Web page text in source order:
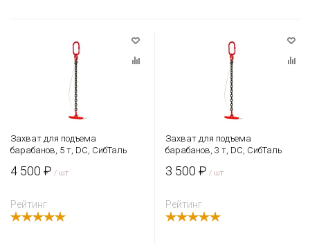
Захват для подъема
барабанов, 5 т, DC, СибТаль
4 500 ₽ / шт
Рейтинг
Захват для подъема
барабанов, 3 т, DC, СибТаль
3 500 ₽ / шт
Рейтинг